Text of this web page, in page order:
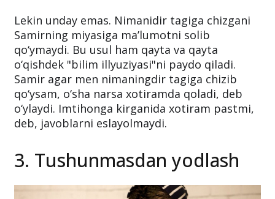
Lekin unday emas. Nimanidir tagiga chizgani
Samirning miyasiga ma’lumotni solib
qo‘ymaydi. Bu usul ham qayta va qayta
o‘qishdek "bilim illyuziyasi"ni paydo qiladi.
Samir agar men nimaningdir tagiga chizib
qo‘ysam, o‘sha narsa xotiramda qoladi, deb
o‘ylaydi. Imtihonga kirganida xotiram pastmi,
deb, javoblarni eslayolmaydi.
3. Tushunmasdan yodlash